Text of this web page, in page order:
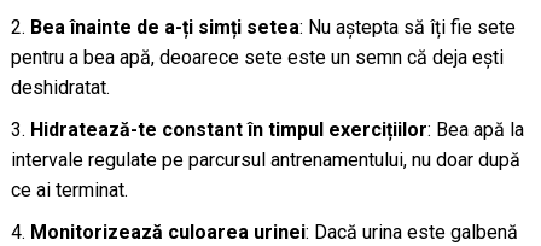
Bea înainte de a-ți simți setea: Nu aștepta să îți fie sete
pentru a bea apă, deoarece sete este un semn că deja ești
deshidratat.
Hidratează-te constant în timpul exercițiilor: Bea apă la
intervale regulate pe parcursul antrenamentului, nu doar după
ce ai terminat.
Monitorizează culoarea urinei: Dacă urina este galbenă